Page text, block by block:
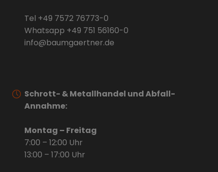
Tel +49 7572 76773-0
Whatsapp +49 751 56160-0
info@baumgaertner.de
Schrott- & Metallhandel und Abfall-
Annahme:
Montag – Freitag
7:00 – 12:00 Uhr
13:00 – 17:00 Uhr